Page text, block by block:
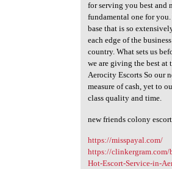
for serving you best and
fundamental one for
base that is so
each edge of the
country. What sets us
we are giving the best at
Aerocity Escorts So our
measure of cash, yet to
class quality and time.
new friends colony
https://misspayal.com/
https://
Hot-Escort-Service-in-